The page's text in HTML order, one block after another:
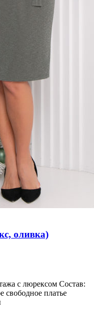
оливка)
с люрексом Состав:
свободное платье